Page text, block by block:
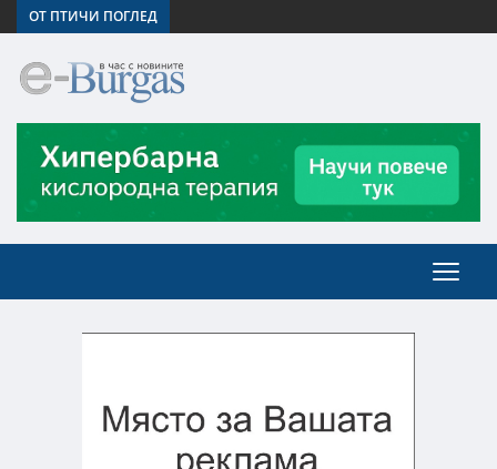
ОТ ПТИЧИ ПОГЛЕД